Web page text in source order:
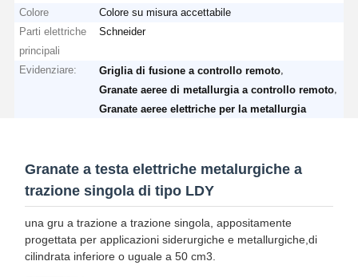
Tamburo di cavo metallico
Aggancio di gru
Gru a benna
Gru
Ingranaggi motore e freno
Colore
Colore su misura accettabile
Parti elettriche
principali
Schneider
Evidenziare: Griglia di fusione a controllo remoto
Granate aeree di metallurgia a controllo remoto
Granate aeree elettriche per la metallurgia
Granate a testa elettriche metalurgiche a
trazione singola di tipo LDY
una gru a trazione a trazione singola, appositamente
progettata per applicazioni siderurgiche e metallurgiche,di
cilindrata inferiore o uguale a 50 cm3.